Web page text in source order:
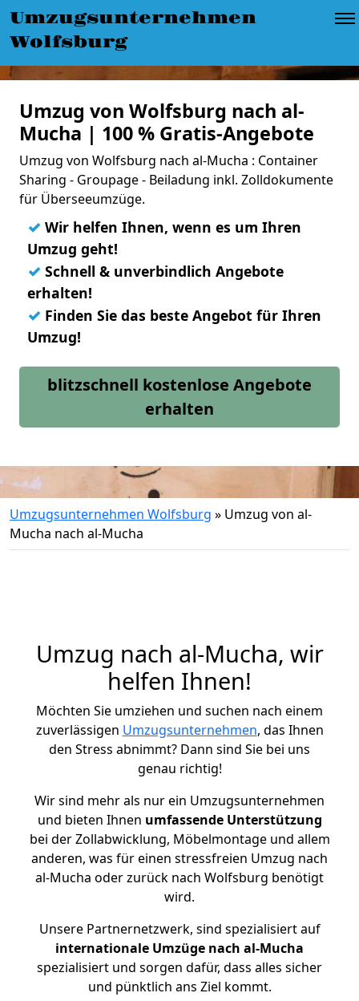
Umzugsunternehmen
Wolfsburg
Umzug von Wolfsburg nach al-
Mucha | 100 % Gratis-Angebote
Umzug von Wolfsburg nach al-Mucha : Container
Sharing - Groupage - Beiladung inkl. Zolldokumente
für Überseeumzüge.
✓ Wir helfen Ihnen, wenn es um Ihren
Umzug geht!
✓ Schnell & unverbindlich Angebote
erhalten!
✓ Finden Sie das beste Angebot für Ihren
Umzug!
blitzschnell kostenlose Angebote
erhalten
Umzugsunternehmen Wolfsburg » Umzug von al-
Mucha nach al-Mucha
Umzug nach al-Mucha, wir
helfen Ihnen!
Möchten Sie umziehen und suchen nach einem
zuverlässigen Umzugsunternehmen, das Ihnen
den Stress abnimmt? Dann sind Sie bei uns
genau richtig!
Wir sind mehr als nur ein Umzugsunternehmen
und bieten Ihnen umfassende Unterstützung
bei der Zollabwicklung, Möbelmontage und allem
anderen, was für einen stressfreien Umzug nach
al-Mucha oder zurück nach Wolfsburg benötigt
wird.
Unsere Partnernetzwerk, sind spezialisiert auf
internationale Umzüge nach al-Mucha
spezialisiert und sorgen dafür, dass alles sicher
und pünktlich ans Ziel kommt.